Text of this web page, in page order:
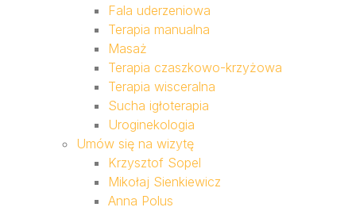
Fala uderzeniowa
Terapia manualna
Masaż
Terapia czaszkowo-krzyżowa
Terapia wisceralna
Sucha igłoterapia
Uroginekologia
Umów się na wizytę
Krzysztof Sopel
Mikołaj Sienkiewicz
Anna Polus